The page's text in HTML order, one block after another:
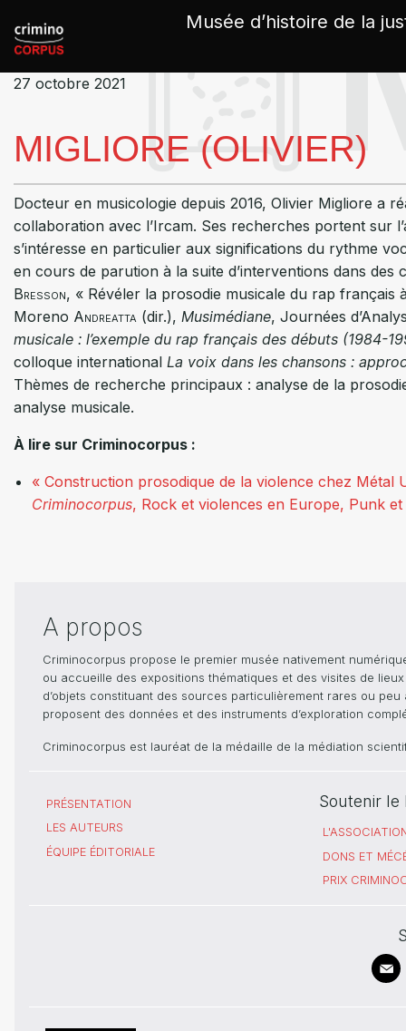
Musée d’histoire de la
27 octobre 2021
MIGLIORE (OLIVIER)
Docteur en musicologie depuis 2016, Olivier Migliore a
collaboration avec l’Ircam. Ses recherches portent sur
s’intéresse en particulier aux significations du rythme
en cours de parution à la suite d’interventions dans
Bresson, « Révéler la prosodie musicale du rap français à
Moreno Andreatta (dir.), Musimédiane, Journées
musicale : l’exemple du rap français des débuts (1984-
colloque international La voix dans les chansons :
Thèmes de recherche principaux : analyse de la
analyse musicale.
À lire sur Criminocorpus :
« Construction prosodique de la violence chez Métal
Criminocorpus, Rock et violences en Europe, Punk
A propos
Criminocorpus propose le premier musée nativement
ou accueille des expositions thématiques et des visites de
d’objets constituant des sources particulièrement rares ou
proposent des données et des instruments d’exploration
Criminocorpus est lauréat de la médaille de la médiation
PRÉSENTATION
LES AUTEURS
ÉQUIPE ÉDITORIALE
Soutenir le
DONS ET
PRIX
Panneau de gestion des cookies